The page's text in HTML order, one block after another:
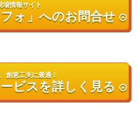
場情報サイト
ォ」へのお問合せ
創意工夫に最適！
ビスを詳しく見る